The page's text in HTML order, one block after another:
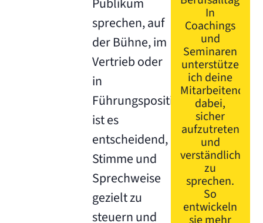
sprechen, auf
der Bühne, im
Vertrieb oder
in
Führungspositionen,
ist es
entscheidend,
Stimme und
Sprechweise
gezielt zu
steuern und
In
Coachings
und
Seminaren
unterstütze
ich deine
Mitarbeitenden
dabei,
sicher
aufzutreten
und
verständlich
zu
sprechen.
So
entwickeln